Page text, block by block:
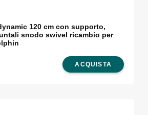
120 cm con supporto,
snodo swivel ricambio per
ACQUISTA